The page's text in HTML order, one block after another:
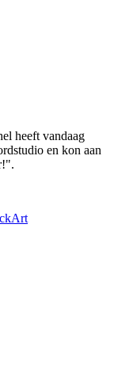
heeft vandaag
en kon aan